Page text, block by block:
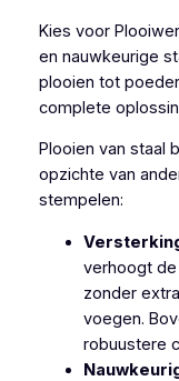
Kies voor
en nauwkeurige
plooien tot
complete
Plooien van staal
opzichte van
stempelen:
verhoogt
zonder
voegen.
robuustere